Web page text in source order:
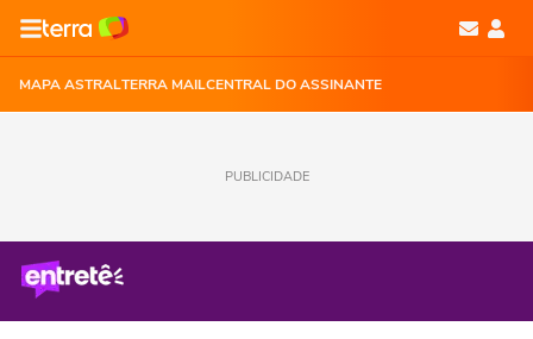
MAPA ASTRALTERRA MAILCENTRAL DO ASSINANTE
PUBLICIDADE